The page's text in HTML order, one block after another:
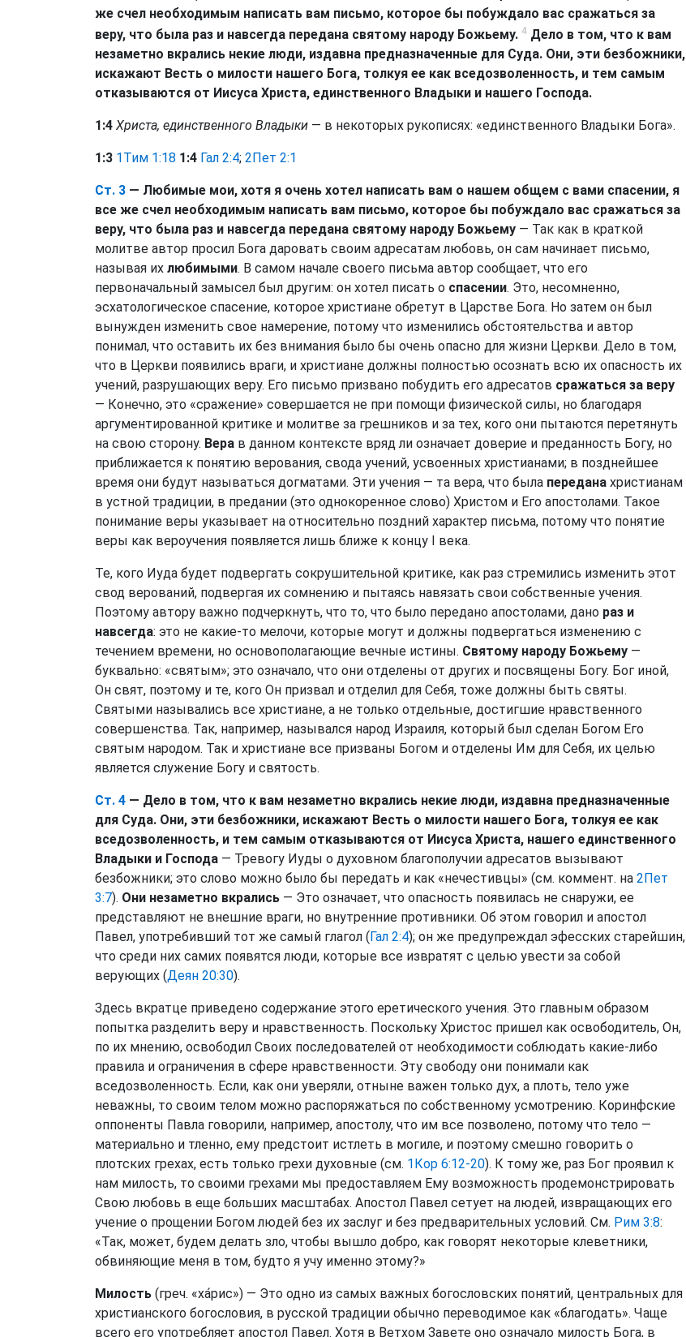
же счел необходимым написать вам письмо, которое бы побуждало вас сражаться за
веру, что была раз и навсегда передана святому народу Божьему. 4 Дело в том, что к вам
незаметно вкрались некие люди, издавна предназначенные для Суда. Они, эти безбожники,
искажают Весть о милости нашего Бога, толкуя ее как вседозволенность, и тем самым
отказываются от Иисуса Христа, единственного Владыки и нашего Господа.
1:4 Христа, единственного Владыки — в некоторых рукописях: «единственного Владыки Бога».
1:3 1Тим 1:18 1:4 Гал 2:4; 2Пет 2:1
Ст. 3 — Любимые мои, хотя я очень хотел написать вам о нашем общем с вами спасении, я
все же счел необходимым написать вам письмо, которое бы побуждало вас сражаться за
веру, что была раз и навсегда передана святому народу Божьему — Так как в краткой
молитве автор просил Бога даровать своим адресатам любовь, он сам начинает письмо,
называя их любимыми. В самом начале своего письма автор сообщает, что его
первоначальный замысел был другим: он хотел писать о спасении. Это, несомненно,
эсхатологическое спасение, которое христиане обретут в Царстве Бога. Но затем он был
вынужден изменить свое намерение, потому что изменились обстоятельства и автор
понимал, что оставить их без внимания было бы очень опасно для жизни Церкви. Дело в том,
что в Церкви появились враги, и христиане должны полностью осознать всю их опасность их
учений, разрушающих веру. Его письмо призвано побудить его адресатов сражаться за веру
— Конечно, это «сражение» совершается не при помощи физической силы, но благодаря
аргументированной критике и молитве за грешников и за тех, кого они пытаются перетянуть
на свою сторону. Вера в данном контексте вряд ли означает доверие и преданность Богу, но
приближается к понятию верования, свода учений, усвоенных христианами; в позднейшее
время они будут называться догматами. Эти учения — та вера, что была передана христианам
в устной традиции, в предании (это однокоренное слово) Христом и Его апостолами. Такое
понимание веры указывает на относительно поздний характер письма, потому что понятие
веры как вероучения появляется лишь ближе к концу I века.
Те, кого Иуда будет подвергать сокрушительной критике, как раз стремились изменить этот
свод верований, подвергая их сомнению и пытаясь навязать свои собственные учения.
Поэтому автору важно подчеркнуть, что то, что было передано апостолами, дано раз и
навсегда: это не какие-то мелочи, которые могут и должны подвергаться изменению с
течением времени, но основополагающие вечные истины. Святому народу Божьему —
буквально: «святым»; это означало, что они отделены от других и посвящены Богу. Бог иной,
Он свят, поэтому и те, кого Он призвал и отделил для Себя, тоже должны быть святы.
Святыми назывались все христиане, а не только отдельные, достигшие нравственного
совершенства. Так, например, назывался народ Израиля, который был сделан Богом Его
святым народом. Так и христиане все призваны Богом и отделены Им для Себя, их целью
является служение Богу и святость.
Ст. 4 — Дело в том, что к вам незаметно вкрались некие люди, издавна предназначенные
для Суда. Они, эти безбожники, искажают Весть о милости нашего Бога, толкуя ее как
вседозволенность, и тем самым отказываются от Иисуса Христа, нашего единственного
Владыки и Господа — Тревогу Иуды о духовном благополучии адресатов вызывают
безбожники; это слово можно было бы передать и как «нечестивцы» (см. коммент. на 2Пет
3:7). Они незаметно вкрались — Это означает, что опасность появилась не снаружи, ее
представляют не внешние враги, но внутренние противники. Об этом говорил и апостол
Павел, употребивший тот же самый глагол ( Гал 2:4); он же предупреждал эфесских старейшин,
что среди них самих появятся люди, которые все извратят с целью увести за собой
верующих (Деян 20:30).
Здесь вкратце приведено содержание этого еретического учения. Это главным образом
попытка разделить веру и нравственность. Поскольку Христос пришел как освободитель, Он,
по их мнению, освободил Своих последователей от необходимости соблюдать какие-либо
правила и ограничения в сфере нравственности. Эту свободу они понимали как
вседозволенность. Если, как они уверяли, отныне важен только дух, а плоть, тело уже
неважны, то своим телом можно распоряжаться по собственному усмотрению. Коринфские
оппоненты Павла говорили, например, апостолу, что им все позволено, потому что тело —
материально и тленно, ему предстоит истлеть в могиле, и поэтому смешно говорить о
плотских грехах, есть только грехи духовные (см. 1Кор 6:12-20). К тому же, раз Бог проявил к
нам милость, то своими грехами мы предоставляем Ему возможность продемонстрировать
Свою любовь в еще больших масштабах. Апостол Павел сетует на людей, извращающих его
учение о прощении Богом людей без их заслуг и без предварительных условий. См. Рим 3:8:
«Так, может, будем делать зло, чтобы вышло добро, как говорят некоторые клеветники,
обвиняющие меня в том, будто я учу именно этому?»
Милость (греч. «ха́рис») — Это одно из самых важных богословских понятий, центральных для
христианского богословия, в русской традиции обычно переводимое как «благодать». Чаще
всего его употребляет апостол Павел. Хотя в Ветхом Завете оно означало милость Бога, в